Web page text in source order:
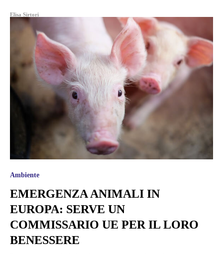
Elisa Sirtori
Ambiente
EMERGENZA ANIMALI IN
EUROPA: SERVE UN
COMMISSARIO UE PER IL LORO
BENESSERE